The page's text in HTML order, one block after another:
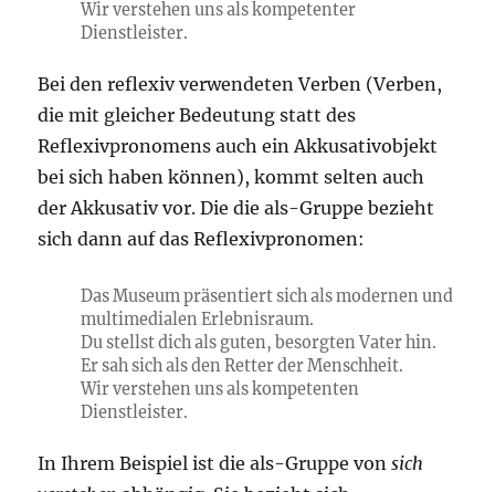
Wir verstehen uns als kompetenter
Dienstleister.
Bei den reflexiv verwendeten Verben (Verben,
die mit gleicher Bedeutung statt des
Reflexivpronomens auch ein Akkusativobjekt
bei sich haben können), kommt selten auch
der Akkusativ vor. Die die als-Gruppe bezieht
sich dann auf das Reflexivpronomen:
Das Museum präsentiert sich als modernen und
multimedialen Erlebnisraum.
Du stellst dich als guten, besorgten Vater hin.
Er sah sich als den Retter der Menschheit.
Wir verstehen uns als kompetenten
Dienstleister.
In Ihrem Beispiel ist die als-Gruppe vonsich